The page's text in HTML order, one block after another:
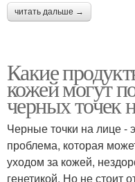
читать дальше →
Какие
кожей могут
черных точек
Черные точки на лице -
проблема, которая
уходом за кожей,
генетикой. Но не стоит